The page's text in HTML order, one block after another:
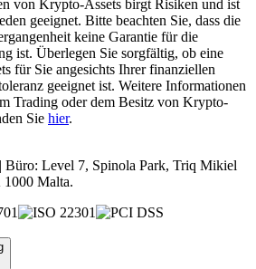
von Krypto-Assets birgt Risiken und ist
geeignet. Bitte beachten Sie, dass die
keine Garantie für die
ist. Überlegen Sie sorgfältig, ob eine
für Sie angesichts Ihrer finanziellen
geeignet ist. Weitere Informationen
Trading oder dem Besitz von Krypto-
Sie hier.
| Büro: Level 7, Spinola Park, Triq Mikiel
1000 Malta.